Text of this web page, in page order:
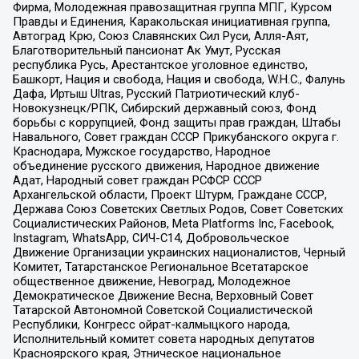
Фирма, Молодежная правозащитная группа МПГ, Курсом
Правды и Единения, Каракольская инициативная группа,
Автоград Крю, Союз Славянских Сил Руси, Алля-Аят,
Благотворительный пансионат Ак Умут, Русская
республика Русь, Арестантское уголовное единство,
Башкорт, Нация и свобода, Нация и свобода, W.H.С., Фалунь
Дафа, Иртыш Ultras, Русский Патриотический клуб-
Новокузнецк/РПК, Сибирский державный союз, Фонд
борьбы с коррупцией, Фонд защиты прав граждан, Штабы
Навального, Совет граждан СССР Прикубанского округа г.
Краснодара, Мужское государство, Народное
объединение русского движения, Народное движение
Адат, Народный совет граждан РСФСР СССР
Архангельской области, Проект Штурм, Граждане СССР,
Держава Союз Советских Светлых Родов, Совет Советских
Социалистических Районов, Meta Platforms Inc, Facebook,
Instagram, WhatsApp, СИЧ-С14, Добровольческое
Движение Организации украинских националистов, Черный
Комитет, Татарстанское Региональное Всетатарское
общественное движение, Невоград, Молодежное
Демократическое Движение Весна, Верховный Совет
Татарской Автономной Советской Социалистической
Республики, Конгресс ойрат-калмыцкого народа,
Исполнительный комитет совета народных депутатов
Красноярского края, Этническое национальное